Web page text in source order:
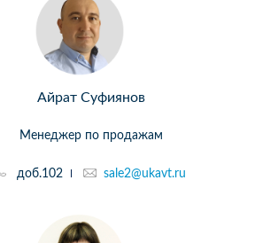
Айрат Суфиянов
Менеджер по продажам
доб.102 sale2@ukavt.ru